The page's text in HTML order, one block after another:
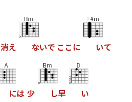
消え
Bm
ないで こ こ に
F#m
いて
A
には 少
Bm
し早
D
い